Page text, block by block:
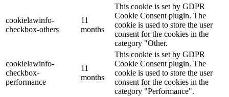
cookielawinfo-
checkbox-others
11
months
This cookie is set by GDPR
Cookie Consent plugin. The
cookie is used to store the user
consent for the cookies in the
category "Other.
cookielawinfo-
checkbox-
performance
11
months
This cookie is set by GDPR
Cookie Consent plugin. The
cookie is used to store the user
consent for the cookies in the
category "Performance".